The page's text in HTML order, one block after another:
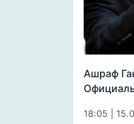
Ашраф
18:05 |